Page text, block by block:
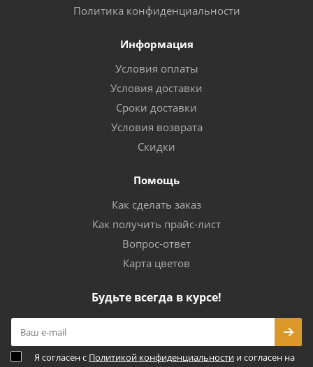
Политика конфиденциальности
Информация
Условия оплаты
Условия доставки
Сроки доставки
Условия возврата
Скидки
Помощь
Как сделать заказ
Как получить прайс-лист
Вопрос-ответ
Карта цветов
Будьте всегда в курсе!
Я согласен с Политикой конфиденциальности и согласен на